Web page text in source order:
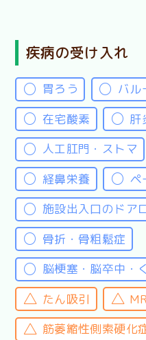
疾病の受け入れ
胃ろう バル
在宅酸素
肝
人工肛門・ストマ
経鼻栄養
ペ
施設出入口のドア
骨折・骨粗鬆症
脳梗塞・脳卒中・
たん吸引
筋萎縮性側索硬化